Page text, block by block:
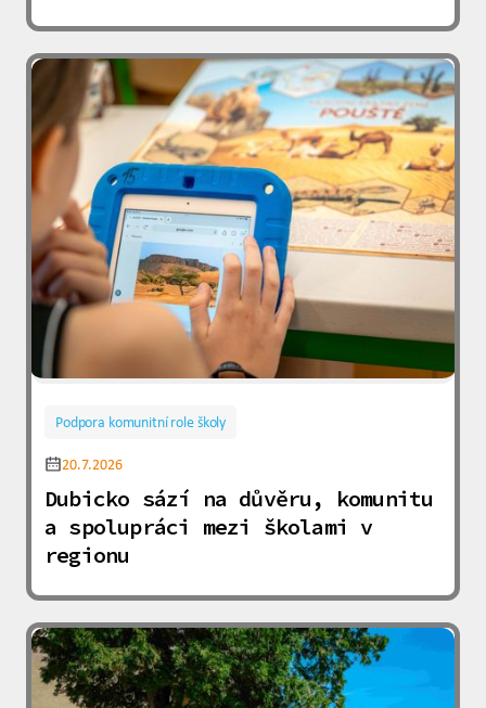
Podpora komunitní role školy
20.7.2026
Dubicko sází na důvěru, komunitu
a spolupráci mezi školami v
regionu